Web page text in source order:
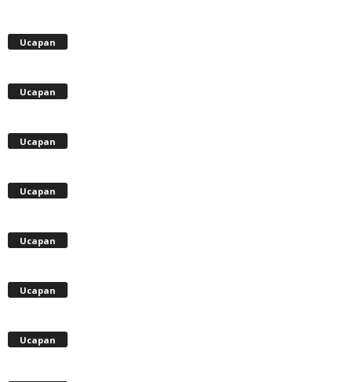
Ucapan
Ucapan
Ucapan
Ucapan
Ucapan
Ucapan
Ucapan